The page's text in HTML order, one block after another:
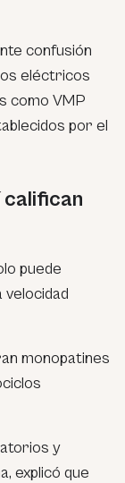
confusión
eléctricos
como VMP
por el
califican
puede
monopatines
y
explicó que